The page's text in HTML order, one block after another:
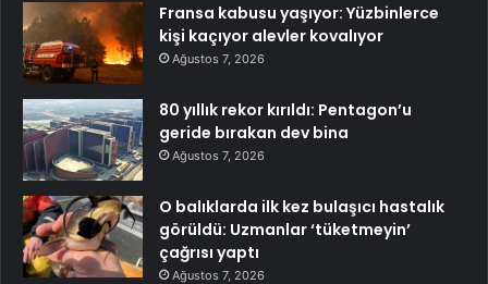
Fransa kabusu yaşıyor: Yüzbinlerce
kişi kaçıyor alevler kovalıyor
Ağustos 7, 2026
80 yıllık rekor kırıldı: Pentagon’u
geride bırakan dev bina
Ağustos 7, 2026
O balıklarda ilk kez bulaşıcı hastalık
görüldü: Uzmanlar ‘tüketmeyin’
çağrısı yaptı
Ağustos 7, 2026